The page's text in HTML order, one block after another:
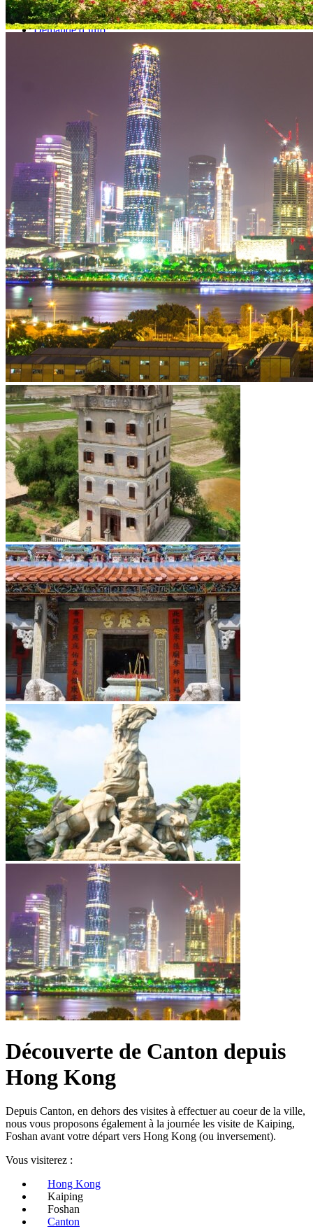
Demande d’info
Découverte de Canton depuis
Hong Kong
Depuis Canton, en dehors des visites à effectuer au coeur de la ville,
nous vous proposons également à la journée les visite de Kaiping,
Foshan avant votre départ vers Hong Kong (ou inversement).
Vous visiterez :
Hong Kong
Kaiping
Foshan
Canton